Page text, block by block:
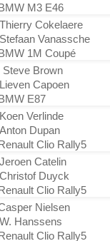
M3 E46
Thierry Cokelaere
Stefaan Vanassche
1M Coupé
Steve Brown
Lieven Capoen
E87
Koen Verlinde
Anton Dupan
Clio Rally5
Jeroen Catelin
Christof Duyck
Clio Rally5
Nielsen
W. Hanssens
Clio Rally5